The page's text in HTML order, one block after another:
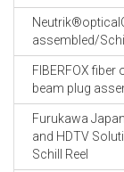
assembled/
FIBERFOX
beam plug
Furukawa
and HDTV
Schill Reel